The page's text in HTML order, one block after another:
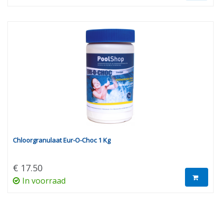
Chloorgranulaat Eur-O-Choc 1 Kg
€ 17.50
In voorraad